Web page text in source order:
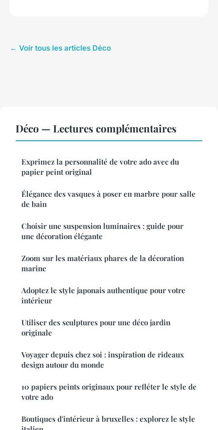
← Voir tous les articles Déco
Déco — Lectures complémentaires
Exprimez la personnalité de votre ado avec du
papier peint original
Élégance des vasques à poser en marbre pour salle
de bain
Choisir une suspension luminaires : guide pour
une décoration élégante
Zoom sur les matériaux phares de la décoration
marine
Adoptez le style japonais authentique pour votre
intérieur
Utiliser des sculptures pour une déco jardin
originale
Voyager depuis chez soi : inspiration de rideaux
design autour du monde
10 papiers peints originaux pour refléter le style de
votre ado
Boutiques d'intérieur à bruxelles : explorez le style